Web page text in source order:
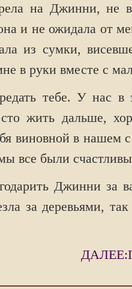
на Джинни, не в
и не ожидала от
из сумки,
в руки вместе с
тебе. У нас в
жить дальше,
виновной в нашем
все были
Джинни за
за деревьями,